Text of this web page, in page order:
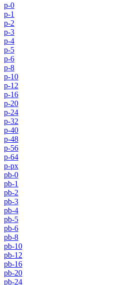
p-0
p-1
p-2
p-3
p-4
p-5
p-6
p-8
p-10
p-12
p-16
p-20
p-24
p-32
p-40
p-48
p-56
p-64
p-px
pb-0
pb-1
pb-2
pb-3
pb-4
pb-5
pb-6
pb-8
pb-10
pb-12
pb-16
pb-20
pb-24